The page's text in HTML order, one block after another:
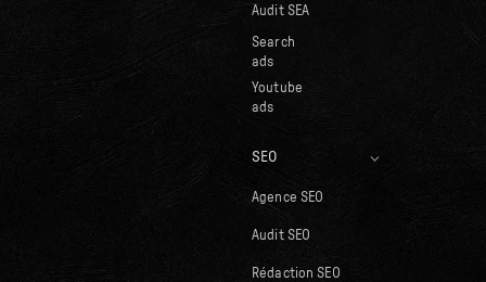
Audit SEA
Search
ads
Youtube
ads
SEO
Agence SEO
Audit SEO
Rédaction SEO